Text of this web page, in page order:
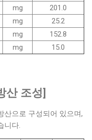
mg
201.0
mg
25.2
mg
152.8
mg 15.0
산 조성]
산으로 구성되어 있으며,
니다.